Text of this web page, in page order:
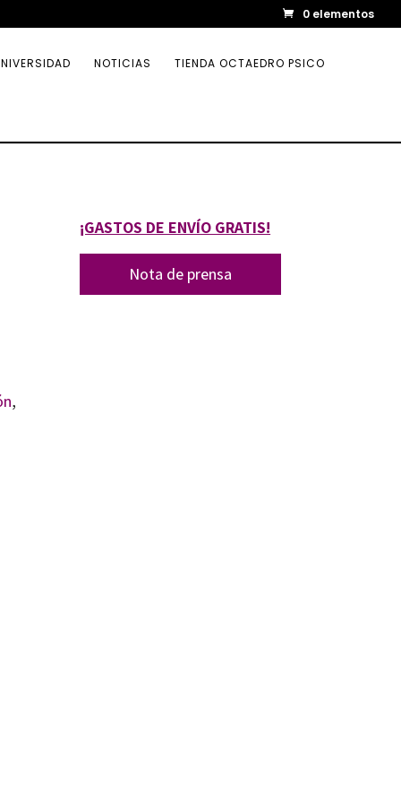
0 elementos
NOTICIAS TIENDA OCTAEDRO PSICO
,
¡GASTOS DE ENVÍO GRATIS!
Nota de prensa